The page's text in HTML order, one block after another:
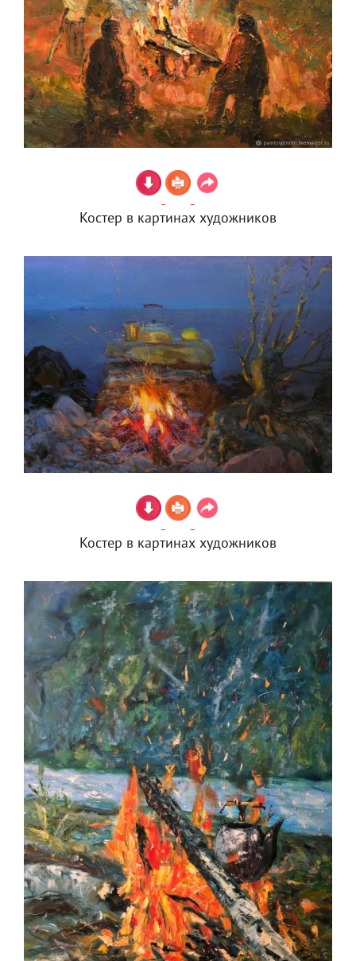
Костер в картинах художников
Костер в картинах художников